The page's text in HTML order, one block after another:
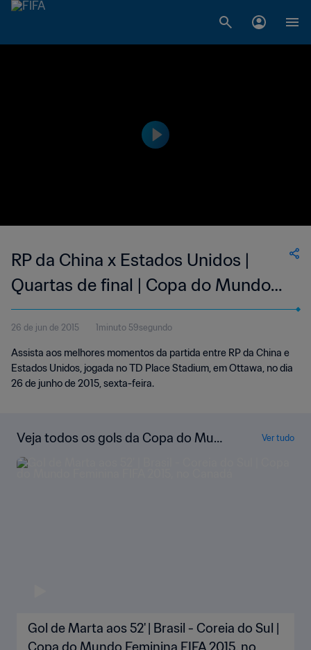
RP da China x Estados Unidos |
Quartas de final | Copa do Mundo
FIFA Feminina de 2015, no Canadá |
Melhores Momentos
26 de jun de 2015 1minuto 59segundo
Assista aos melhores momentos da partida entre RP da China e
Estados Unidos, jogada no TD Place Stadium, em Ottawa, no dia
26 de junho de 2015, sexta-feira.
Veja todos os gols da Copa do Mun
do Feminina da FIFA de 2015, no Ca
nadá
Ver tudo
Gol de Marta aos 52' | Brasil - Coreia do Sul |